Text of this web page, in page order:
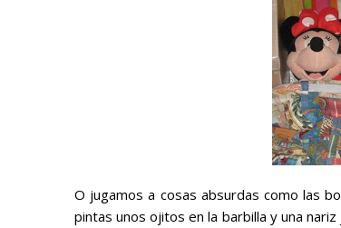
O jugamos a cosas absurdas como las
pintas unos ojitos en la barbilla y una